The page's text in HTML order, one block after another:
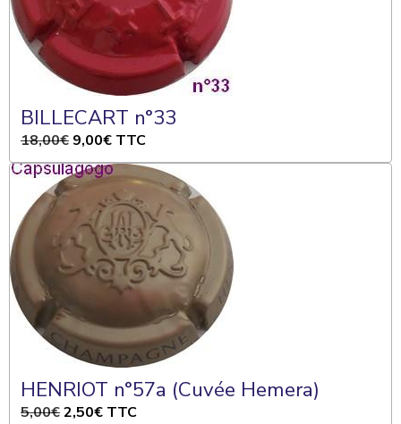
BILLECART n°33
18,00€ 9,00€ TTC
HENRIOT n°57a (Cuvée Hemera)
5,00€2,50€ TTC